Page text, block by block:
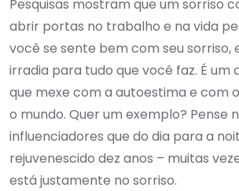
Pesquisas mostram que um sorriso
abrir portas no trabalho e na vida
você se sente bem com seu sorriso,
irradia para tudo que você faz. É um
que mexe com a autoestima e com
o mundo. Quer um exemplo? Pense
influenciadores que do dia para a
rejuvenescido dez anos – muitas
está justamente no sorriso.